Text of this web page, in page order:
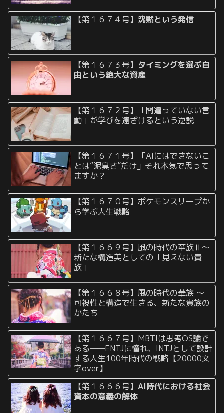
【第１６７４号】 沈黙という発信
【第１６７３号】 タイミングを選ぶ自
由という絶大な資産
【第１６７２号】「間違っていない言
動」が学びを遠ざけるという逆説
【第１６７１号】「AIにはできないこ
とは“泥臭さ”だけ」それ本気で思って
ますか？
【第１６７０号】ポケモンスリープか
ら学ぶ人生戦略
【第１６６９号】風の時代の華族Ⅱ〜
新たな構造美としての「見えない貴
族」
【第１６６８号】風の時代の華族 〜
可視性と構造で生きる、新たな貴族の
かたち
【第１６６７号】MBTIは思考OS論で
ある——ENTJに憧れ、INTJとして設計
する人生100年時代の戦略【20000文
字over】
【第１６６６号】AI時代における社会
資本の意義の解体